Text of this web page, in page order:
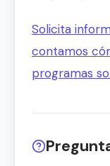
Solicita
contamos
programas